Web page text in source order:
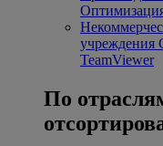
учреждения
TeamViewer
По